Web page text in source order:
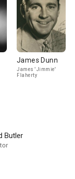
James Dunn
James 'Jimmie'
Flaherty
Butler